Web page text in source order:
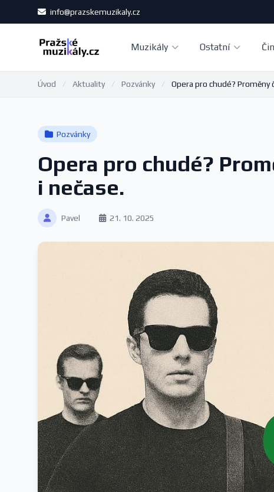
info@prazskemuzikaly.cz
Muzikály Ostatní
Úvod / Aktuality / Pozvánky / Opera pro chudé? Proměny
Pozvánky
Opera pro chudé?
i nečase.
Pavel 21. 10. 2025